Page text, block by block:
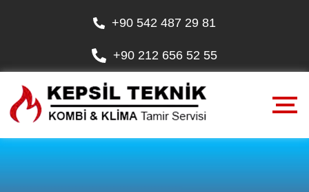
+90 542 487 29 81
+90 212 656 52 55